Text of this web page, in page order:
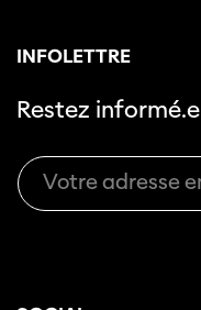
INFOLETTRE
Restez informé.e